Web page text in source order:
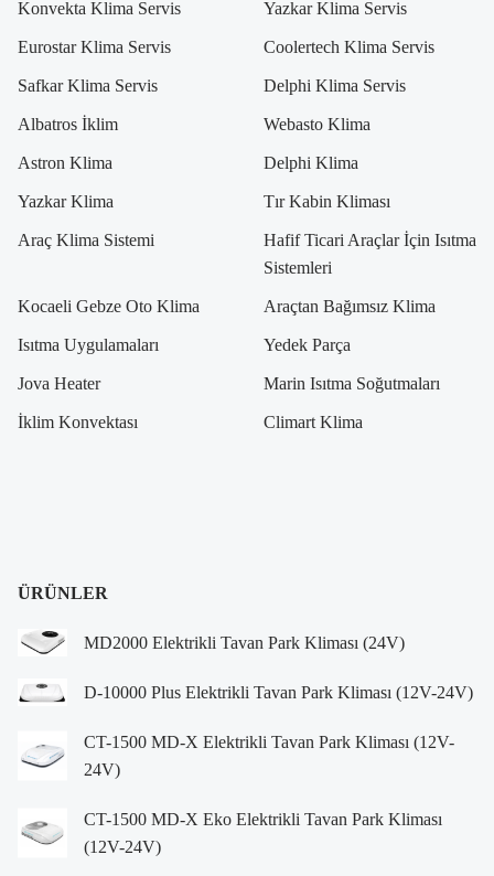
Konvekta Klima Servis Yazkar Klima Servis
Eurostar Klima Servis Coolertech Klima Servis
Safkar Klima Servis Delphi Klima Servis
Albatros İklim Webasto Klima
Astron Klima Delphi Klima
Yazkar Klima Tır Kabin Kliması
Araç Klima Sistemi
Hafif Ticari Araçlar İçin Isıtma
Sistemleri
Kocaeli Gebze Oto Klima Araçtan Bağımsız Klima
Isıtma Uygulamaları Yedek Parça
Jova Heater Marin Isıtma Soğutmaları
İklim Konvektası Climart Klima
ÜRÜNLER
MD2000 Elektrikli Tavan Park Kliması (24V)
D-10000 Plus Elektrikli Tavan Park Kliması (12V-24V)
CT-1500 MD-X Elektrikli Tavan Park Kliması (12V-
24V)
CT-1500 MD-X Eko Elektrikli Tavan Park Kliması
(12V-24V)